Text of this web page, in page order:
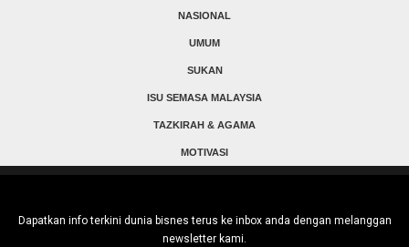
NASIONAL
UMUM
SUKAN
ISU SEMASA MALAYSIA
TAZKIRAH & AGAMA
MOTIVASI
Dapatkan info terkini dunia bisnes terus ke inbox anda dengan melanggan
newsletter kami.